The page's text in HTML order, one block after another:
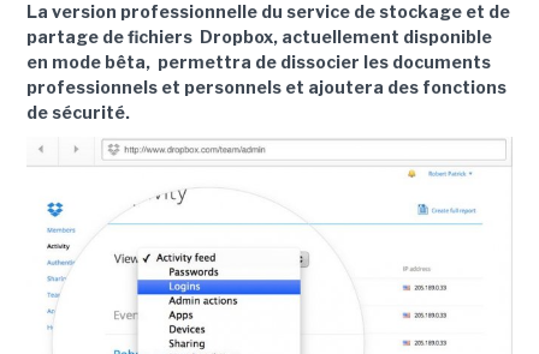
La version professionnelle du service de stockage et de
partage de fichiers Dropbox, actuellement disponible
en mode bêta, permettra de dissocier les documents
professionnels et personnels et ajoutera des fonctions
de sécurité.